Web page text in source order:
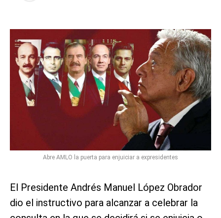
Abre AMLO la puerta para enjuiciar a expresidentes
El Presidente Andrés Manuel López Obrador
dio el instructivo para alcanzar a celebrar la